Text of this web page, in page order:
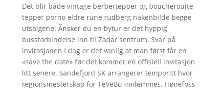
Det blir både vintage berbertepper og boucherouite
tepper porno eldre rune rudberg nakenbilde begge
utsalgene. Ãnsker du en bytur er det hyppig
bussforbindelse inn til Zadar sentrum. Svar på
invitasjonen I dag er det vanlig at man først får en
«save the date» før det kommer en offisiell invitasjon
litt senere. Sandefjord SK arrangerer temporitt hvor
regionsmesterskap for TeVeBu innlemmes. Hønefoss